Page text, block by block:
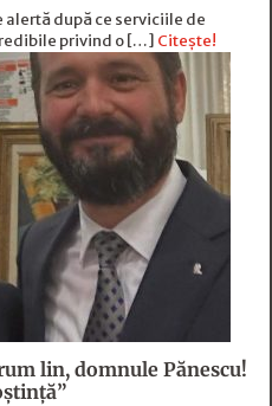
alertă după ce serviciile de
privind o […] Citește!
lin, domnule Pănescu!